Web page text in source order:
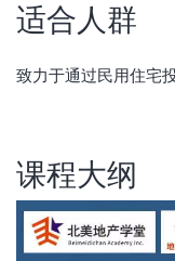
适合人群
致力于通过民用住宅
课程大纲